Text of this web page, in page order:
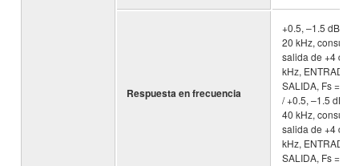
Respuesta en frecuencia
+0.5, –1.5 dB 20
20 kHz, consulte
salida de +4 dBu
kHz, ENTRADA a
SALIDA, Fs = 48
/ +0.5, –1.5 dB
40 kHz, consulte
salida de +4 dBu
kHz, ENTRADA a
SALIDA, Fs = 96